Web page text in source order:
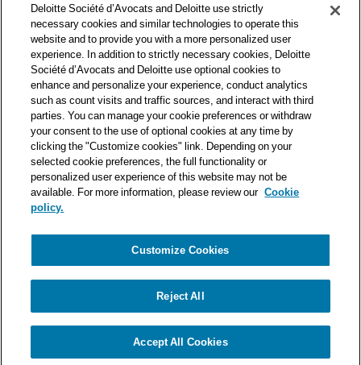
professionnels et à ce titre, travaille avec les 50 000 fiscalistes
et juristes de Deloitte situés dans 150 pays.
Les informations contenues sur ce blog ont pour objectif
d’informer ses lecteurs de manière générale. Elles ne peuvent
en aucun cas se substituer à un conseil délivré par un
professionnel en fonction d’une situation donnée. Un soin
particulier est apporté à la rédaction de nos articles, néanmoins
Deloitte Société d’Avocats décline toute responsabilité relative
aux éventuelles erreurs et omissions qu’ils pourraient contenir.​
Politique de confidentialité
Mentions légales
© Deloitte Société d’Avocats. Une entité du réseau Deloitte.
Deloitte Société d’Avocats and Deloitte use strictly
necessary cookies and similar technologies to operate this
website and to provide you with a more personalized user
experience. In addition to strictly necessary cookies, Deloitte
Société d’Avocats and Deloitte use optional cookies to
enhance and personalize your experience, conduct analytics
such as count visits and traffic sources, and interact with third
parties. You can manage your cookie preferences or withdraw
your consent to the use of optional cookies at any time by
clicking the "Customize cookies" link. Depending on your
selected cookie preferences, the full functionality or
personalized user experience of this website may not be
available. For more information, please review our Cookie
policy.
Customize Cookies
Reject All
Accept All Cookies